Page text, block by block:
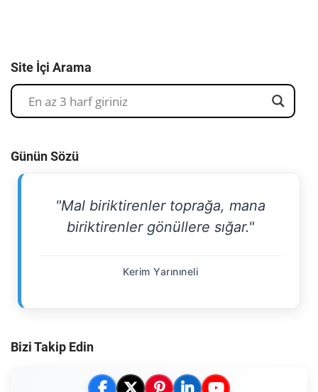
Site İçi Arama
Günün Sözü
"Mal biriktirenler toprağa, mana
biriktirenler gönüllere sığar."
Kerim Yarınıneli
Bizi Takip Edin